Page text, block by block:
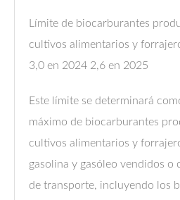
Límite de biocarburantes
cultivos alimentarios y
3,0 en 2024 2,6 en 2025
Este límite se determinará
máximo de biocarburantes
cultivos alimentarios y
gasolina y gasóleo vendidos o
de transporte, incluyendo los